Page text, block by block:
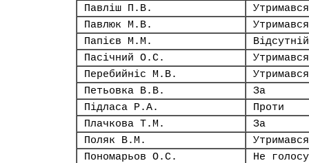
Павліш П.В.
Утримався
Павлюк М.В.
Утримався
Папієв М.М.
Відсутній
Пасічний О.С.
Утримався
Перебийніс М.В.
Утримався
Петьовка В.В.
За
Підласа Р.А.
Проти
Плачкова Т.М.
За
Поляк В.М.
Утримався
Пономарьов О.С.
Не